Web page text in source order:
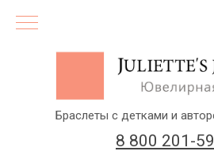
8 800 201-
Браслеты с детками и